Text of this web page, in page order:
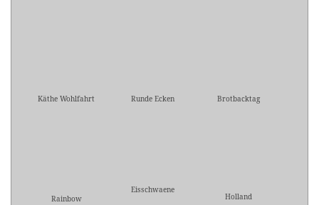
Käthe Wohlfahrt Runde Ecken Brotbacktag
Rainbow
Eisschwaene
Holland